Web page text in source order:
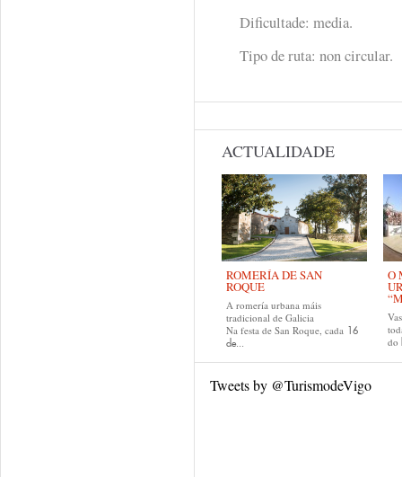
Dificultade: media.
Tipo de ruta: non circular.
ACTUALIDADE
ROMERÍA DE SAN
ROQUE
A romería urbana máis
tradicional de Galicia
Na festa de San Roque, cada 16
de...
O
do
Tweets by @TurismodeVigo